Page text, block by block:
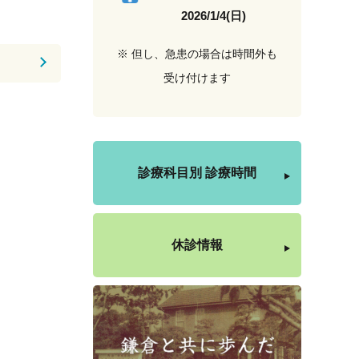
2026/1/4(日)
※ 但し、急患の場合は時間外も
受け付けます
診療科目別 診療時間
休診情報